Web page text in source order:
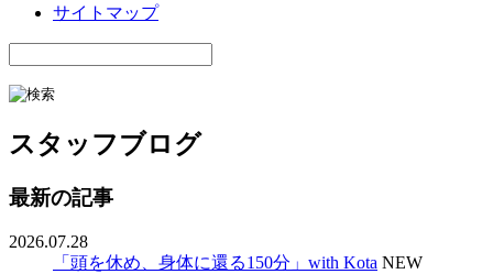
サイトマップ
スタッフブログ
最新の記事
2026.07.28
「頭を休め、身体に還る150分」with Kota NEW